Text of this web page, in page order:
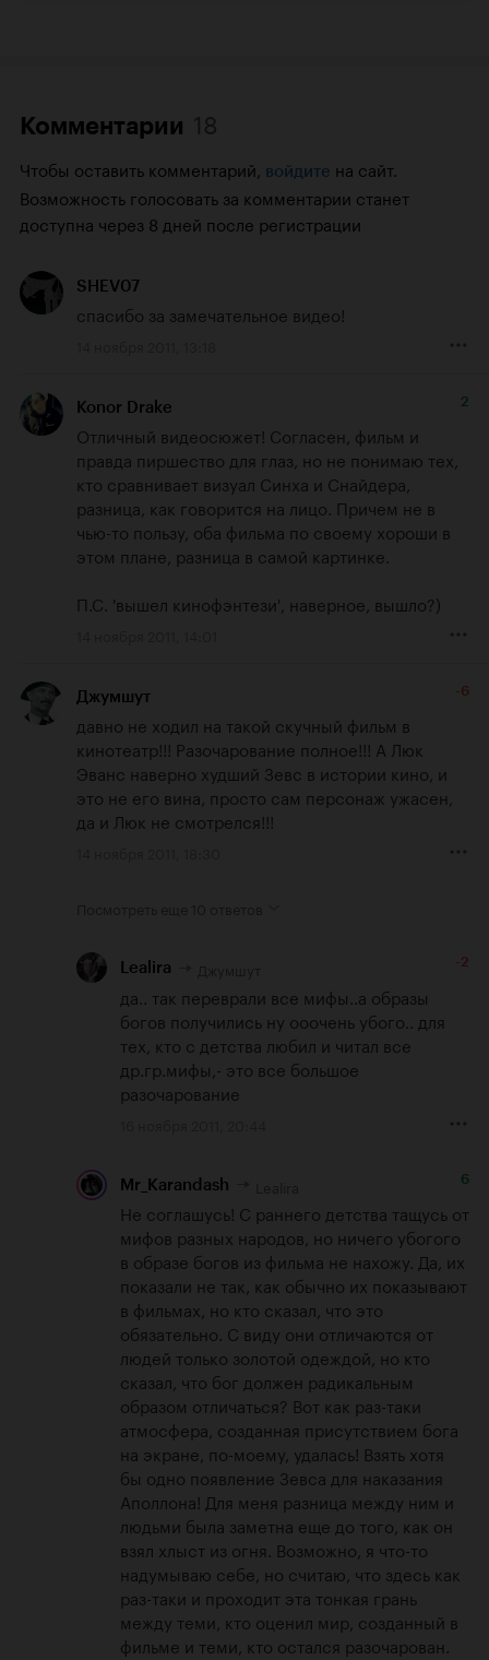
Комментарии
Чтобы оставить комментарий, войдите на сайт.
Возможность голосовать за комментарии станет
доступна через 8 дней после регистрации
SHEV07
спасибо за замечательное видео!
Konor Drake 2
Отличный видеосюжет! Согласен, фильм и
правда пиршество для глаз, но не понимаю тех,
кто сравнивает визуал Синха и Снайдера,
разница, как говорится на лицо. Причем не в
чью-то пользу, оба фильма по своему хороши в
этом плане, разница в самой картинке.
П.С. 'вышел кинофэнтези', наверное, вышло?)
Джумшут -6
давно не ходил на такой скучный фильм в
кинотеатр!!! Разочарование полное!!! А Люк
Эванс наверно худший Зевс в истории кино, и
это не его вина, просто сам персонаж ужасен,
да и Люк не смотрелся!!!
Lealira -2
да.. так переврали все мифы..а образы
богов получились ну ооочень убого.. для
тех, кто с детства любил и читал все
др.гр.мифы,- это все большое
разочарование
Mr_Karandash 6
Не соглашусь! С раннего детства тащусь от
мифов разных народов, но ничего убогого
в образе богов из фильма не нахожу. Да, их
показали не так, как обычно их показывают
в фильмах, но кто сказал, что это
обязательно. С виду они отличаются от
людей только золотой одеждой, но кто
сказал, что бог должен радикальным
образом отличаться? Вот как раз-таки
атмосфера, созданная присутствием бога
на экране, по-моему, удалась! Взять хотя
бы одно появление Зевса для наказания
Аполлона! Для меня разница между ним и
людьми была заметна еще до того, как он
взял хлыст из огня. Возможно, я что-то
надумываю себе, но считаю, что здесь как
раз-таки и проходит эта тонкая грань
между теми, кто оценил мир, созданный в
фильме и теми, кто остался разочарован.